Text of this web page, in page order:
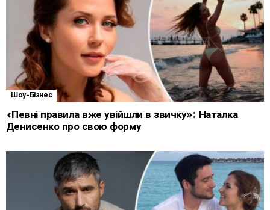
Шоу-Бізнес
«Певні правила вже увійшли в звичку»: Наталка
Денисенко про свою форму